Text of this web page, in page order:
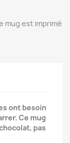
mug est imprimé
ont besoin
Ce mug
pas